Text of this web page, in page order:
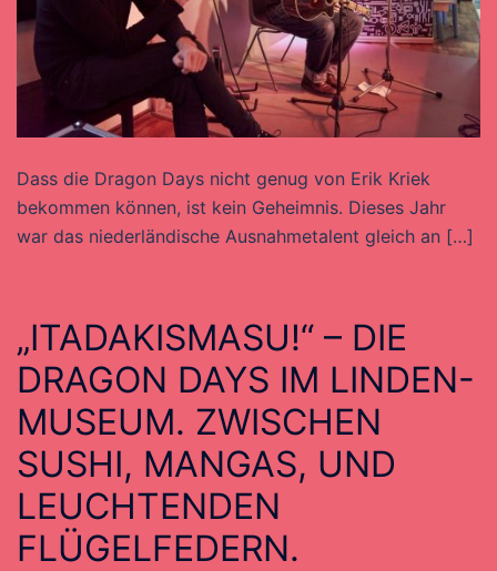
Dass die Dragon Days nicht genug von Erik Kriek
bekommen können, ist kein Geheimnis. Dieses Jahr
war das niederländische Ausnahmetalent gleich an […]
„ITADAKISMASU!“ – DIE
DRAGON DAYS IM LINDEN-
MUSEUM. ZWISCHEN
SUSHI, MANGAS, UND
LEUCHTENDEN
FLÜGELFEDERN.